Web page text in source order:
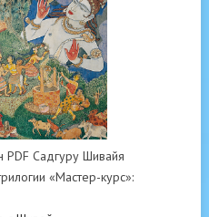
PDF Садгуру Шивайя
«Мастер-курс»: